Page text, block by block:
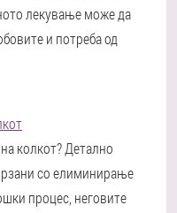
лекување може да
и потреба од
колкот? Детално
со елиминирање
процес, неговите